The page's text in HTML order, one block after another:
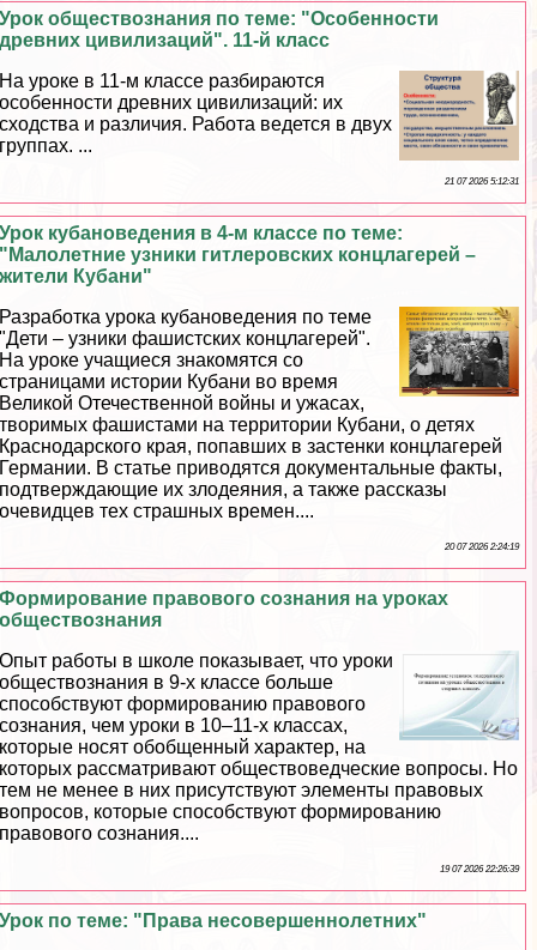
Урок обществознания по теме: "Особенности
древних цивилизаций". 11-й класс
На уроке в 11-м классе разбираются
особенности древних цивилизаций: их
сходства и различия. Работа ведется в двух
группах. ...
21 07 2026 5:12:31
Урок кубановедения в 4-м классе по теме:
"Малолетние узники гитлеровских концлагерей –
жители Кубани"
Разработка урока кубановедения по теме
"Дети – узники фашистских концлагерей".
На уроке учащиеся знакомятся со
страницами истории Кубани во время
Великой Отечественной войны и ужасах,
творимых фашистами на территории Кубани, о детях
Краснодарского края, попавших в застенки концлагерей
Германии. В статье приводятся документальные факты,
подтверждающие их злодеяния, а также рассказы
очевидцев тех страшных времен....
20 07 2026 2:24:19
Формирование правового сознания на уроках
обществознания
Опыт работы в школе показывает, что уроки
обществознания в 9-х классе больше
способствуют формированию правового
сознания, чем уроки в 10–11-х классах,
которые носят обобщенный хаpaктер, на
которых рассматривают обществоведческие вопросы. Но
тем не менее в них присутствуют элементы правовых
вопросов, которые способствуют формированию
правового сознания....
19 07 2026 22:26:39
Урок по теме: "Права несовершеннолетних"